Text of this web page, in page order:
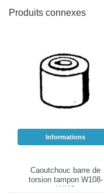
Produits connexes
Informations
Caoutchouc barre de
torsion tampon W108-
W113